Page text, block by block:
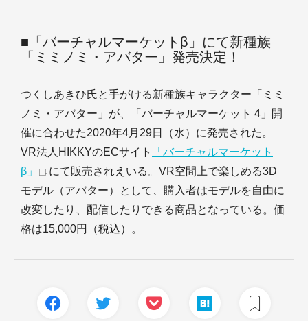
■「バーチャルマーケットβ」にて新種族
「ミミノミ・アバター」発売決定！
つくしあきひ氏と手がける新種族キャラクター「ミミ
ノミ・アバター」が、「バーチャルマーケット 4」開
催に合わせた2020年4月29日（水）に発売された。
VR法人HIKKYのECサイト
「バーチャルマーケット
β」
にて販売されえいる。VR空間上で楽しめる3D
モデル（アバター）として、購入者はモデルを自由に
改変したり、配信したりできる商品となっている。価
格は15,000円（税込）。